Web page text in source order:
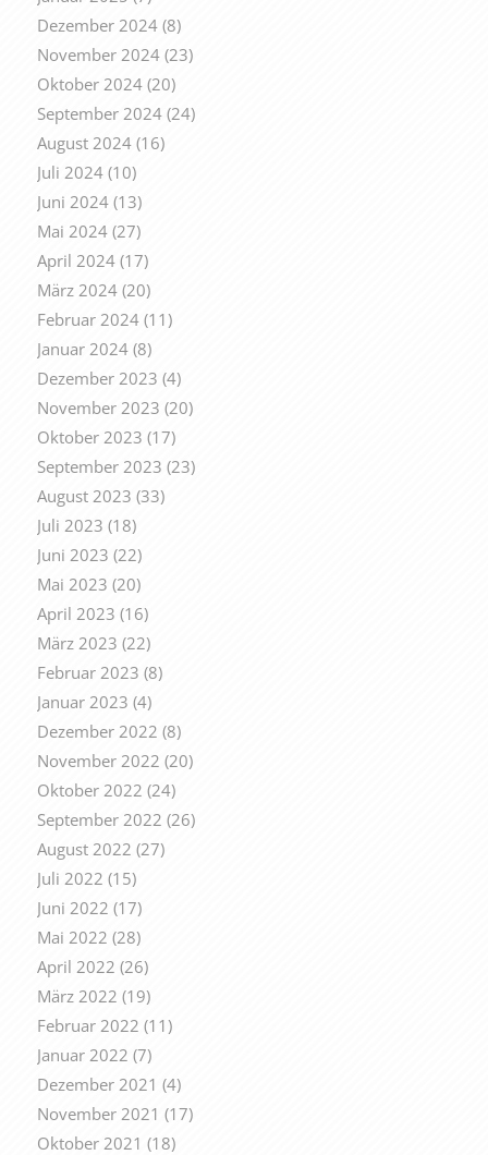
Dezember 2024(8)
November 2024(23)
Oktober 2024(20)
September 2024(24)
August 2024(16)
Juli 2024(10)
Juni 2024(13)
Mai 2024(27)
April 2024(17)
März 2024(20)
Februar 2024(11)
Januar 2024(8)
Dezember 2023 (4)
November 2023 (20)
Oktober 2023 (17)
September 2023 (23)
August 2023 (33)
Juli 2023 (18)
Juni 2023 (22)
Mai 2023 (20)
April 2023 (16)
März 2023 (22)
Februar 2023 (8)
Januar 2023 (4)
Dezember 2022 (8)
November 2022 (20)
Oktober 2022 (24)
September 2022 (26)
August 2022 (27)
Juli 2022 (15)
Juni 2022 (17)
Mai 2022 (28)
April 2022 (26)
März 2022 (19)
Februar 2022 (11)
Januar 2022 (7)
Dezember 2021 (4)
November 2021 (17)
Oktober 2021 (18)